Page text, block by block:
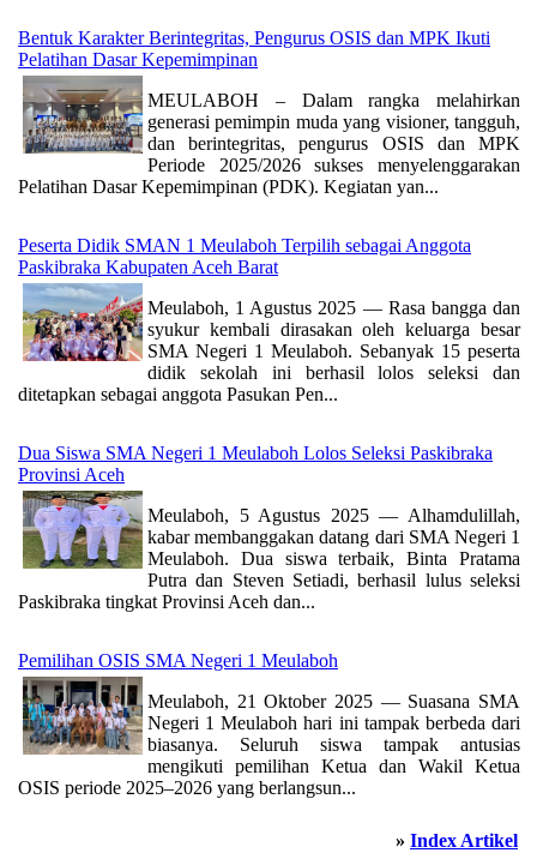
Bentuk Karakter Berintegritas, Pengurus OSIS dan MPK Ikuti
Pelatihan Dasar Kepemimpinan
MEULABOH – Dalam rangka melahirkan
generasi pemimpin muda yang visioner, tangguh,
dan berintegritas, pengurus OSIS dan MPK
Periode 2025/2026 sukses menyelenggarakan
Pelatihan Dasar Kepemimpinan (PDK). Kegiatan yan...
Peserta Didik SMAN 1 Meulaboh Terpilih sebagai Anggota
Paskibraka Kabupaten Aceh Barat
Meulaboh, 1 Agustus 2025 — Rasa bangga dan
syukur kembali dirasakan oleh keluarga besar
SMA Negeri 1 Meulaboh. Sebanyak 15 peserta
didik sekolah ini berhasil lolos seleksi dan
ditetapkan sebagai anggota Pasukan Pen...
Dua Siswa SMA Negeri 1 Meulaboh Lolos Seleksi Paskibraka
Provinsi Aceh
Meulaboh, 5 Agustus 2025 — Alhamdulillah,
kabar membanggakan datang dari SMA Negeri 1
Meulaboh. Dua siswa terbaik, Binta Pratama
Putra dan Steven Setiadi, berhasil lulus seleksi
Paskibraka tingkat Provinsi Aceh dan...
Pemilihan OSIS SMA Negeri 1 Meulaboh
Meulaboh, 21 Oktober 2025 — Suasana SMA
Negeri 1 Meulaboh hari ini tampak berbeda dari
biasanya. Seluruh siswa tampak antusias
mengikuti pemilihan Ketua dan Wakil Ketua
OSIS periode 2025–2026 yang berlangsun...
» Index Artikel